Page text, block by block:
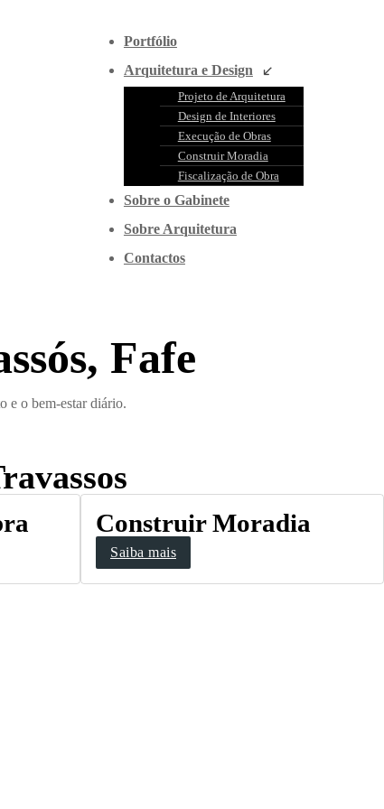
Portfólio
Arquitetura e Design
Projeto de Arquitetura
Design de Interiores
Execução de Obras
Construir Moradia
Fiscalização de Obra
Sobre o Gabinete
Sobre Arquitetura
Contactos
Fafe
e o bem-estar diário.
Construir Moradia
Saiba mais